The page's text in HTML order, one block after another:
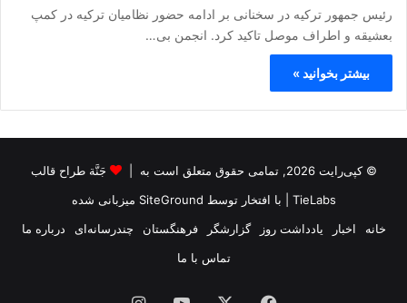
رئیس جمهور ترکیه در سخنانی بر ادامه حضور نظامیان ترکیه در کمپ
بعشیقه و اطراف موصل تاکید کرد. انجمن بی…
بیشتر بخوانید »
© کپی‌رایت 2026, تمامی حقوق متعلق است به |
جَنَّة طراح قالب
TieLabs | با افتخار توسط SiteGround میزبانی شده
خانه
اخبار یادداشت روز گزارشگر فرهنگستان چندرسانه‌ای
درباره ما
تماس با ما